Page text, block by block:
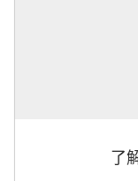
了